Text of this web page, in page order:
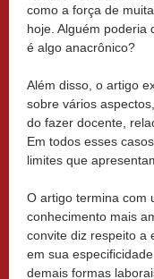
como a força de
hoje. Alguém poderia
é algo anacrônico?
Além disso, o artigo
sobre vários
do fazer docente,
Em todos esses
limites que
O artigo termina com
conhecimento mais
convite diz respeito a
em sua
demais formas